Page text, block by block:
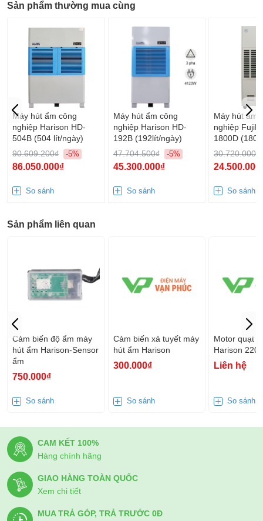
Sản phẩm thường mua cùng
Máy hút ẩm công
nghiệp Harison HD-
504B (504 lít/ngày)
90.609.200₫
-5%
86.050.000₫
So sánh
Máy hút ẩm công
nghiệp Harison HD-
192B (192lít/ngày)
47.704.500₫
-5%
45.300.000₫
So sánh
Máy hút ẩm
nghiệp FujiE
1800D (180
30.720.000₫
So sánh
Sản phẩm liên quan
Cảm biến độ ẩm máy
hút ẩm Harison-Sensor
ẩm
750.000₫
So sánh
Cảm biến xả tuyết máy
hút ẩm Harison
300.000₫
So sánh
Motor quạt
Harison
Liên hệ
So sánh
CAM KẾT 100%
Hàng chính hãng
GIAO HÀNG TOÀN QUỐC
Xem chi tiết
MUA TRẢ GÓP, TRẢ TRƯỚC 0Đ